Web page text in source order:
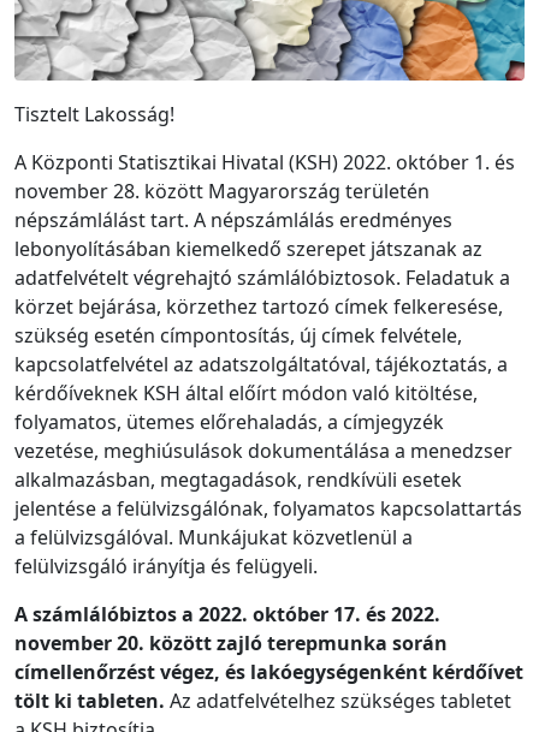
Tisztelt Lakosság!
A Központi Statisztikai Hivatal (KSH) 2022. október 1. és
november 28. között Magyarország területén
népszámlálást tart. A népszámlálás eredményes
lebonyolításában kiemelkedő szerepet játszanak az
adatfelvételt végrehajtó számlálóbiztosok. Feladatuk a
körzet bejárása, körzethez tartozó címek felkeresése,
szükség esetén címpontosítás, új címek felvétele,
kapcsolatfelvétel az adatszolgáltatóval, tájékoztatás, a
kérdőíveknek KSH által előírt módon való kitöltése,
folyamatos, ütemes előrehaladás, a címjegyzék
vezetése, meghiúsulások dokumentálása a menedzser
alkalmazásban, megtagadások, rendkívüli esetek
jelentése a felülvizsgálónak, folyamatos kapcsolattartás
a felülvizsgálóval. Munkájukat közvetlenül a
felülvizsgáló irányítja és felügyeli.
A számlálóbiztos a 2022. október 17. és 2022.
november 20. között zajló terepmunka során
címellenőrzést végez, és lakóegységenként kérdőívet
tölt ki tableten. Az adatfelvételhez szükséges tabletet